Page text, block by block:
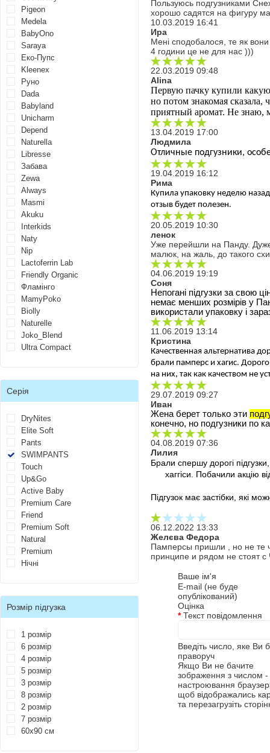
Pigeon
Medela
BabyOno
Saraya
Еко-Пупс
Kleenex
Руно
Dada
Babyland
Unicharm
Depend
Naturella
Libresse
Забава
Zewa
Always
Masmi
Akuku
Interkids
Naty
Nip
Lactoferrin Lab
Friendly Organic
Фламінго
MamyPoko
Biolly
Naturelle
Joko_Blend
Ultra Compact
Серія
DryNites
Elite Soft
Pants
SWIMPANTS
Touch
Up&Go
Active Baby
Premium Care
Friend
Premium Soft
Natural
Premium
Нічні
Розмір підгузка
1 розмір
6 розмір
4 розмір
5 розмір
3 розмір
8 розмір
2 розмір
7 розмір
60х90 см
Пользуюсь подгузниками
хорошо садятся на фигуру
10.03.2019 16:41
Ира
Мені сподобалося, те як
4 години це не для нас )))
22.03.2019 09:48
Alina
Первую пачку купили
но потом знакомая сказала,
приятный аромат. Не знаю,
13.04.2019 17:00
Людмила
Отличные подгузники,
19.04.2019 16:12
Рима
Купила упаковку неделю
отзыв будет полезен.
20.05.2019 10:30
ленок
Уже перейшли на Панду. Дуже
малюк, на жаль, до такого
04.06.2019 19:19
Соня
Непогані підгузки за свою
немає менших розмірів у
використали упаковку і
11.06.2019 13:14
Кристина
Качественная альтернатива
брали памперс и хагис.
на них, так как качеством не
29.07.2019 09:27
Иван
Жена берет только эти
конечно, но подгузники по
04.08.2019 07:36
Лилия
Брали спершу дорогі
хаггіси. Побачили акцію
Підгузок має застібки, які
06.12.2022 13:33
Желєва Федора
Памперсы пришли , но не те
принципе и рядом не стоят
Ваше ім'я
E-mail (не буде
опублікований)
Оцінка
*Текст повідомлення
Введіть число, яке Ви
праворуч
Якщо Ви не бачите
зображення з числом -
настроювання
щоб відображались
та перезагрузіть